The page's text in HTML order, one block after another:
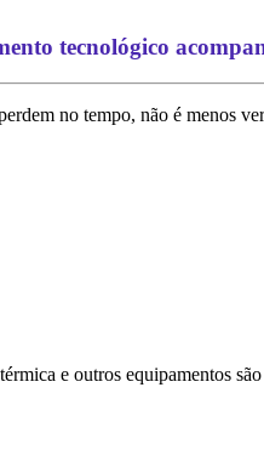
tecnológico
no tempo, não é menos
e outros equipamentos